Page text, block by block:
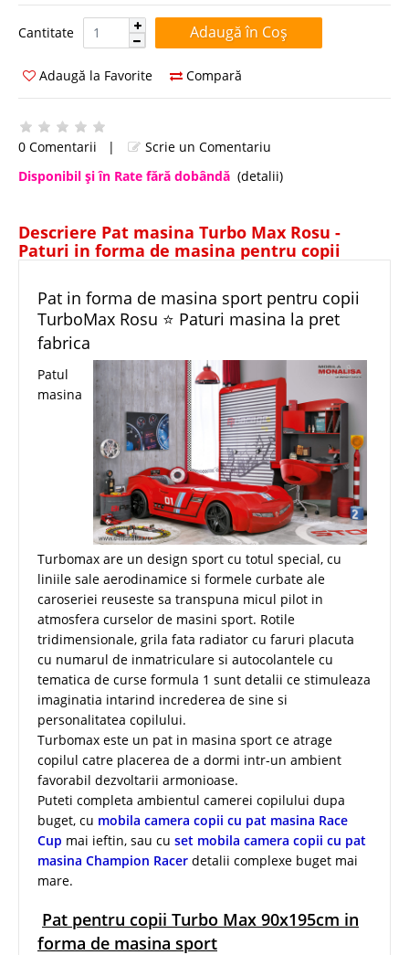
Cantitate Cantitate:
Adaugă la Favorite Compară
0 Comentarii |
Scrie un Comentariu
Disponibil şi în Rate fără dobândă (detalii)
Descriere Pat masina Turbo Max Rosu -
Paturi in forma de masina pentru copii
Pat in forma de masina sport pentru copii
TurboMax Rosu ⭐ Paturi masina la pret
fabrica
Patul
masina
Turbomax are un design sport cu totul special, cu
liniile sale aerodinamice si formele curbate ale
caroseriei reuseste sa transpuna micul pilot in
atmosfera curselor de masini sport. Rotile
tridimensionale, grila fata radiator cu faruri placuta
cu numarul de inmatriculare si autocolantele cu
tematica de curse formula 1 sunt detalii ce stimuleaza
imaginatia intarind increderea de sine si
personalitatea copilului.
Turbomax este un pat in masina sport ce atrage
copilul catre placerea de a dormi intr-un ambient
favorabil dezvoltarii armonioase.
Puteti completa ambientul camerei copilului dupa
buget, cu mobila camera copii cu pat masina Race
Cup mai ieftin, sau cu set mobila camera copii cu pat
masina Champion Racer detalii complexe buget mai
mare.
Pat pentru copii Turbo Max 90x195cm in
forma de masina sport